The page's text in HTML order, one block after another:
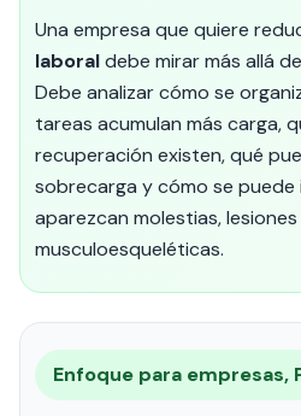
Una empresa que quiere
laboraldebe mirar más allá
Debe analizar cómo se
tareas acumulan más carga,
recuperación existen, qué
sobrecarga y cómo se
aparezcan molestias,
musculoesqueléticas.
Enfoque para empresas,